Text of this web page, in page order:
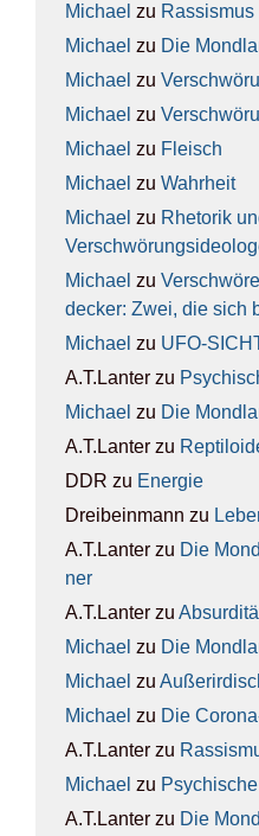
Michael zu Ras­sis­mus
Michael zu Die
Michael zu
Michael zu
Michael zu Fleisch
Michael zu Wahr­heit
Michael zu Rhe­to­rik
Michael zu
de­cker: Zwei, die sich
Michael zu UFO-
A.T.Lanter zu
Michael zu Die
A.T.Lanter zu
DDR zu Ener­gie
Dreibeinmann zu
A.T.Lanter zu Die
ner
A.T.Lanter zu
Michael zu Die
Michael zu
Michael zu Die
A.T.Lanter zu
Michael zu
A.T.Lanter zu Die